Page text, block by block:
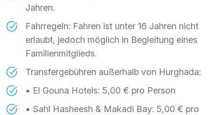
Jahren.
Fahrregeln: Fahren ist unter 16 Jahren nicht
erlaubt, jedoch möglich in Begleitung eines
Familienmitglieds.
Transfergebühren außerhalb von Hurghada:
• El Gouna Hotels: 5,00 € pro Person
• Sahl Hasheesh & Makadi Bay: 5,00 € pro